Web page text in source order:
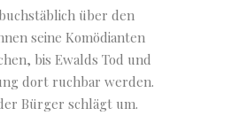
über den
seine Komödianten
bis Ewalds Tod und
dort ruchbar werden.
Bürger schlägt um.